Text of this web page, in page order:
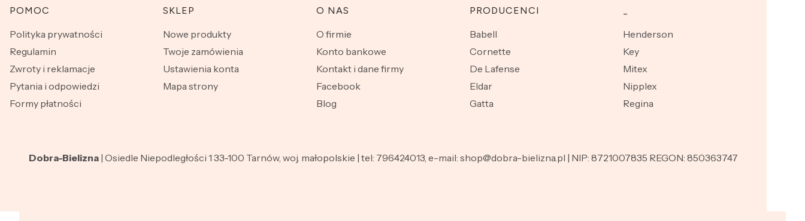
Linki w stopce
POMOC
Polityka prywatności
Regulamin
Zwroty i reklamacje
Pytania i odpowiedzi
Formy płatności
SKLEP
Nowe produkty
Twoje zamówienia
Ustawienia konta
Mapa strony
O NAS
O firmie
Konto bankowe
Kontakt i dane firmy
Facebook
Blog
PRODUCENCI
Babell
Cornette
De Lafense
Eldar
Gatta
Henderson
Key
Mitex
Nipplex
Regina
Dobra-Bielizna | Osiedle Niepodległości 1 33-100 Tarnów, woj. małopolskie | tel: 796424013, e-mail: shop@dobra-bielizna.pl | NIP: 8721007835 REGON: 850363747